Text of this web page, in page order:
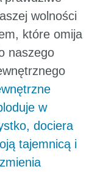
wolności
które omija
naszego
w
dociera
tajemnicą i